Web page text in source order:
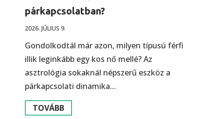
párkapcsolatban?
2026. JÚLIUS 9.
Gondolkodtál már azon, milyen típusú férfi
illik leginkább egy kos nő mellé? Az
asztrológia sokaknál népszerű eszköz a
párkapcsolati dinamika...
TOVÁBB